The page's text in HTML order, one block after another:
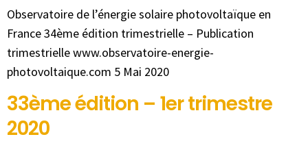
Observatoire de l’énergie solaire photovoltaïque en
France 34ème édition trimestrielle – Publication
trimestrielle www.observatoire-energie-
photovoltaique.com 5 Mai 2020
33ème édition – 1er trimestre
2020